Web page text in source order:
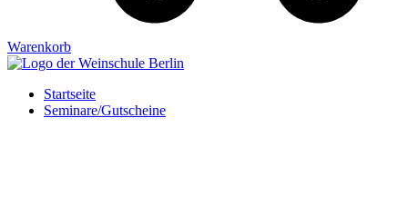
Warenkorb
Startseite
Seminare/Gutscheine